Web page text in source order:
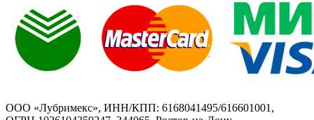
ООО «Лубримекс», ИНН/КПП: 6168041495/616601001,